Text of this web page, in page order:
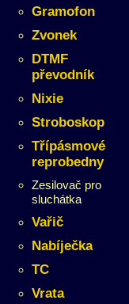
Gramofon
Zvonek
DTMF
převodník
Nixie
Stroboskop
Třípásmové
reprobedny
Zesilovač pro
sluchátka
Vařič
Nabíječka
TC
Vrata